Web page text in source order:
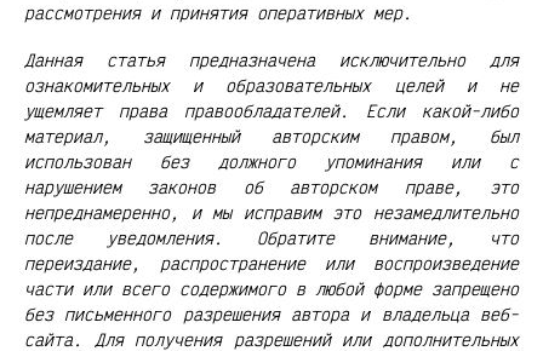
рассмотрения и принятия оперативных мер.
Данная статья предназначена исключительно для
ознакомительных и образовательных целей и не
ущемляет права правообладателей. Если какой-либо
материал, защищенный авторским правом, был
использован без должного упоминания или с
нарушением законов об авторском праве, это
непреднамеренно, и мы исправим это незамедлительно
после уведомления. Обратите внимание, что
переиздание, распространение или воспроизведение
части или всего содержимого в любой форме запрещено
без письменного разрешения автора и владельца веб-
сайта. Для получения разрешений или дополнительных